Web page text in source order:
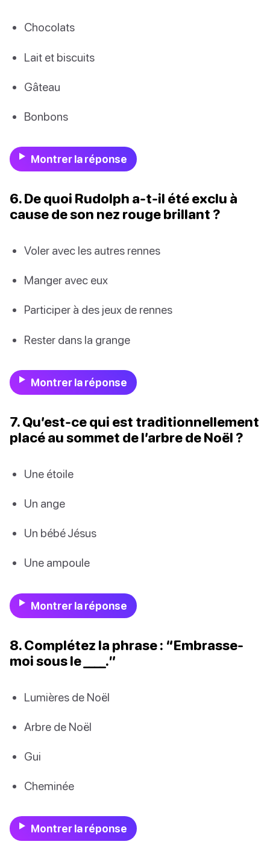
Chocolats
Lait et biscuits
Gâteau
Bonbons
Montrer la réponse
6. De quoi Rudolph a-t-il été exclu à
cause de son nez rouge brillant ?
Voler avec les autres rennes
Manger avec eux
Participer à des jeux de rennes
Rester dans la grange
Montrer la réponse
7. Qu’est-ce qui est traditionnellement
placé au sommet de l’arbre de Noël ?
Une étoile
Un ange
Un bébé Jésus
Une ampoule
Montrer la réponse
8. Complétez la phrase : “Embrasse-
moi sous le ____.”
Lumières de Noël
Arbre de Noël
Gui
Cheminée
Montrer la réponse